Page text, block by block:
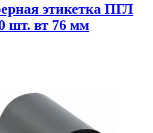
этикетка ПГЛ
шт. вт 76 мм